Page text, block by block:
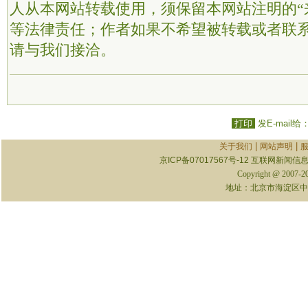
人从本网站转载使用，须保留本网站注明的
等法律责任；作者如果不希望被转载或者联
请与我们接洽。
打印 发E-mail给
关于我们 网站声明
京ICP备07017567号-12 互联网新闻信
Copyright @ 2007-
地址：北京市海淀区